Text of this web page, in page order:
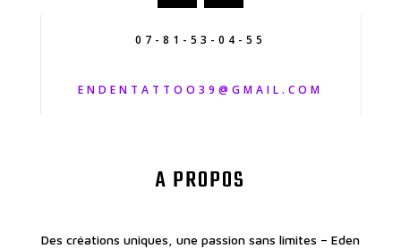
07-81-53-04-55
ENDENTATTOO39@GMAIL.COM
A PROPOS
Des créations uniques, une passion sans limites – Eden